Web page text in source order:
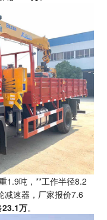
1.9吨，**工作半径8.2
减速器，厂家报价7.6
23.1万。